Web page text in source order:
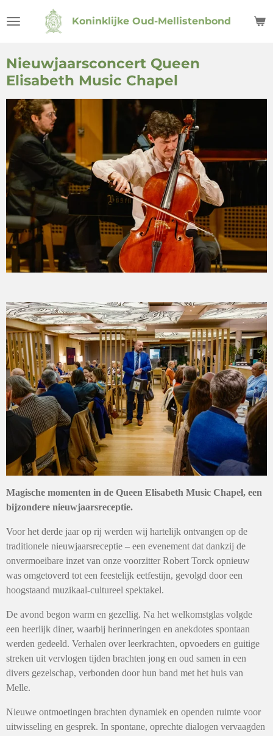
direct
de
hoofdinhoud
Koninklijke Oud-Mellistenbond
Nieuwjaarsconcert Queen
Elisabeth Music Chapel
Magische momenten in de Queen Elisabeth Music Chapel, een
bijzondere nieuwjaarsreceptie.
Voor het derde jaar op rij werden wij hartelijk ontvangen op de
traditionele nieuwjaarsreceptie – een evenement dat dankzij de
onvermoeibare inzet van onze voorzitter Robert Torck opnieuw
was omgetoverd tot een feestelijk eetfestijn, gevolgd door een
hoogstaand muzikaal-cultureel spektakel.
De avond begon warm en gezellig. Na het welkomstglas volgde
een heerlijk diner, waarbij herinneringen en anekdotes spontaan
werden gedeeld. Verhalen over leerkrachten, opvoeders en guitige
streken uit vervlogen tijden brachten jong en oud samen in een
divers gezelschap, verbonden door hun band met het huis van
Melle.
Nieuwe ontmoetingen brachten dynamiek en openden ruimte voor
uitwisseling en gesprek. In spontane, oprechte dialogen vervaagden